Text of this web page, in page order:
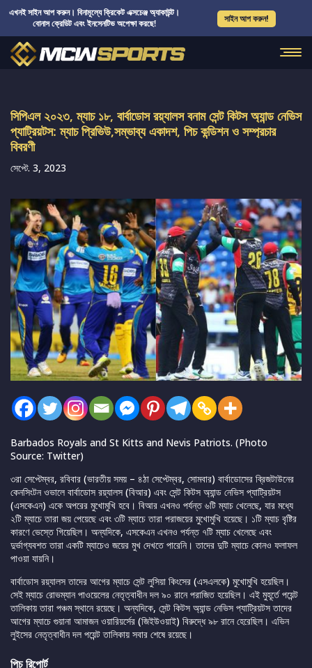
এখনই সাইন আপ করুন। বিনামূল্যে ক্রিকেট এক্সচেঞ্জ অ্যাকাউন্ট।
বোনাস ক্রেডিট এবং ইনসেনটিভ অপেক্ষা করছে!
সাইন আপ করুন!
সিপিএল ২০২৩, ম্যাচ ১৮, বার্বাডোস রয়্যালস বনাম সেন্ট কিটস অ্যান্ড নেভিস
প্যাট্রিয়টস: ম্যাচ প্রিভিউ,সম্ভাব্য একাদশ, পিচ কন্ডিশন ও সম্প্রচার
বিবরণী
সেপ্টে. 3, 2023
Barbados Royals and St Kitts and Nevis Patriots. (Photo
Source: Twitter)
৩রা সেপ্টেম্বর, রবিবার (ভারতীয় সময় – ৪ঠা সেপ্টেম্বর, সোমবার) বার্বাডোসের ব্রিজটাউনের
কেনসিংটন ওভালে বার্বাডোস রয়্যালস (বিআর) এবং সেন্ট কিটস অ্যান্ড নেভিস প্যাট্রিয়টস
(এসকেএন) একে অপরের মুখোমুখি হবে। বিআর এখনও পর্যন্ত ৬টি ম্যাচ খেলেছে, যার মধ্যে
২টি ম্যাচে তারা জয় পেয়েছে এবং ৩টি ম্যাচে তারা পরাজয়ের মুখোমুখি হয়েছে। ১টি ম্যাচ বৃষ্টির
কারণে ভেস্তে গিয়েছিল। অন্যদিকে, এসকেএন এখনও পর্যন্ত ৭টি ম্যাচ খেলেছে এবং
দুর্ভাগ্যবশত তারা একটি ম্যাচেও জয়ের মুখ দেখতে পারেনি। তাদের দুটি ম্যাচে কোনও ফলাফল
পাওয়া যায়নি।
বার্বাডোস রয়্যালস তাদের আগের ম্যাচে সেন্ট লুসিয়া কিংসের (এসএলকে) মুখোমুখি হয়েছিল।
সেই ম্যাচে রোভম্যান পাওয়েলের নেতৃত্বাধীন দল ৯০ রানে পরাজিত হয়েছিল। এই মুহূর্তে পয়েন্ট
তালিকায় তারা পঞ্চম স্থানে রয়েছে। অন্যদিকে, সেন্ট কিটস অ্যান্ড নেভিস প্যাট্রিয়টস তাদের
আগের ম্যাচে গুয়ানা আমাজন ওয়ারিয়র্সের (জিইউওয়াই) বিরুদ্ধে ৯৮ রানে হেরেছিল। এভিন
লুইসের নেতৃত্বাধীন দল পয়েন্ট তালিকায় সবার শেষে রয়েছে।
পিচ রিপোর্ট